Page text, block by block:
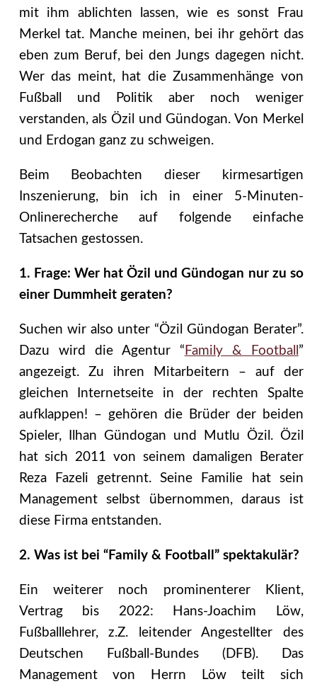
mit ihm ablichten lassen, wie es sonst Frau
Merkel tat. Manche meinen, bei ihr gehört das
eben zum Beruf, bei den Jungs dagegen nicht.
Wer das meint, hat die Zusammenhänge von
Fußball und Politik aber noch weniger
verstanden, als Özil und Gündogan. Von Merkel
und Erdogan ganz zu schweigen.
Beim Beobachten dieser kirmesartigen
Inszenierung, bin ich in einer 5-Minuten-
Onlinerecherche auf folgende einfache
Tatsachen gestossen.
1. Frage: Wer hat Özil und Gündogan nur zu so
einer Dummheit geraten?
Suchen wir also unter “Özil Gündogan Berater”.
Dazu wird die Agentur “ Family & Football ”
angezeigt. Zu ihren Mitarbeitern – auf der
gleichen Internetseite in der rechten Spalte
aufklappen! – gehören die Brüder der beiden
Spieler, Ilhan Gündogan und Mutlu Özil. Özil
hat sich 2011 von seinem damaligen Berater
Reza Fazeli getrennt. Seine Familie hat sein
Management selbst übernommen, daraus ist
diese Firma entstanden.
2. Was ist bei “Family & Football” spektakulär?
Ein weiterer noch prominenterer Klient,
Vertrag bis 2022: Hans-Joachim Löw,
Fußballlehrer, z.Z. leitender Angestellter des
Deutschen Fußball-Bundes (DFB). Das
Management von Herrn Löw teilt sich